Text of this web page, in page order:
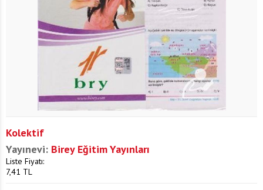
Kolektif
Yayınevi: Birey Eğitim Yayınları
Liste Fiyatı:
7,41 TL